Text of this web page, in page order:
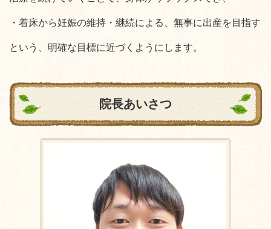
・着床から妊娠の維持・継続による、無事に出産を目指す
という、明確な目標に近づくようにします。
院長あいさつ